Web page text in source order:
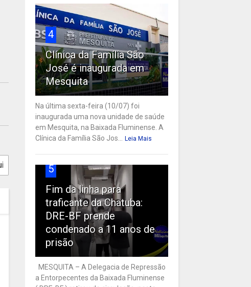
4
Clínica da Família São
José é inaugurada em
Mesquita
Na última sexta-feira (10/07) foi
inaugurada uma nova unidade de saúde
em Mesquita, na Baixada Fluminense. A
Clínica da Família São Jos... Leia Mais
5
Fim da linha para
traficante da Chatuba:
DRE-BF prende
condenado a 11 anos de
prisão
MESQUITA – A Delegacia de Repressão
a Entorpecentes da Baixada Fluminense